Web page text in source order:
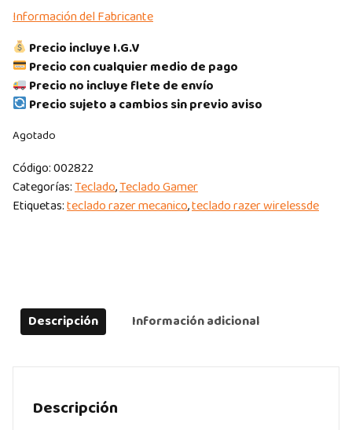
Información del Fabricante
Precio incluye I.G.V
Precio con cualquier medio de pago
Precio no incluye flete de envío
Precio sujeto a cambios sin previo aviso
Agotado
Código:002822
Categorías:Teclado,Teclado Gamer
Etiquetas:teclado razer mecanico,teclado razer wirelessde
Descripción Información adicional
Descripción